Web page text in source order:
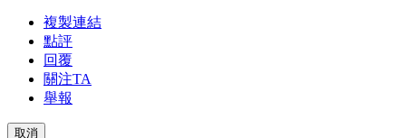
複製連結
點評
回覆
關注TA
舉報
取消